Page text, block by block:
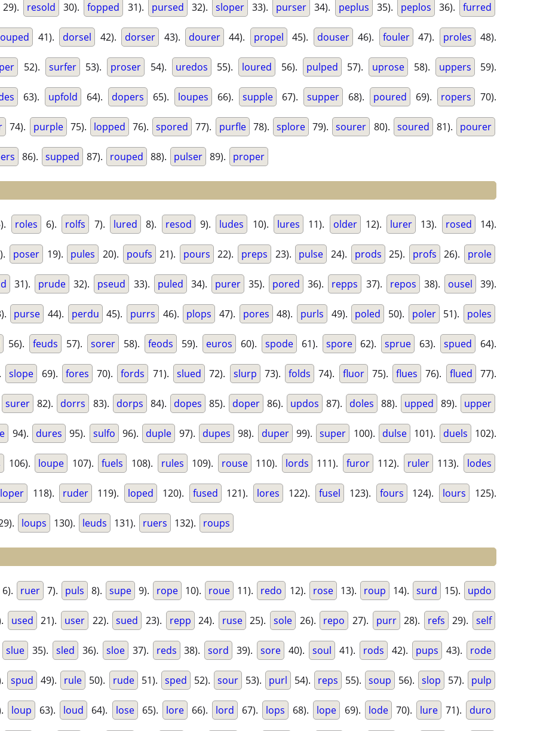
29). resold 30). fopped 31). pursed 32). sloper 33). purser 34). peplus 35). peplos 36). furred
41). dorsel 42). dorser 43). dourer 44). propel 45). douser 46). fouler 47). proles 48).
52). surfer 53). proser 54). uredos 55). loured 56). pulped 57). uprose 58). uppers 59).
63). upfold 64). dopers 65). loupes 66). supple 67). supper 68). poured 69). ropers 70).
74). purple 75). lopped 76). spored 77). purfle 78). splore 79). sourer 80). soured 81). pourer
86). supped 87). rouped 88). pulser 89). proper
roles 6). rolfs 7). lured 8). resod 9). ludes 10). lures 11). older 12). lurer 13). rosed 14).
poser 19). pules 20). poufs 21). pours 22). preps 23). pulse 24). prods 25). profs 26). prole
31). prude 32). pseud 33). puled 34). purer 35). pored 36). repps 37). repos 38). ousel 39).
purse 44). perdu 45). purrs 46). plops 47). pores 48). purls 49). poled 50). poler 51). poles
56). feuds 57). sorer 58). feods 59). euros 60). spode 61). spore 62). sprue 63). spued 64).
slope 69). fores 70). fords 71). slued 72). slurp 73). folds 74). fluor 75). flues 76). flued 77).
surer 82). dorrs 83). dorps 84). dopes 85). doper 86). updos 87). doles 88). upped 89). upper
94). dures 95). sulfo 96). duple 97). dupes 98). duper 99). super 100). dulse 101). duels 102).
106). loupe 107). fuels 108). rules 109). rouse 110). lords 111). furor 112). ruler 113). lodes
loper 118). ruder 119). loped 120). fused 121). lores 122). fusel 123). fours 124). lours 125).
loups 130). leuds 131). ruers 132). roups
6). ruer 7). puls 8). supe 9). rope 10). roue 11). redo 12). rose 13). roup 14). surd 15). updo
used 21). user 22). sued 23). repp 24). ruse 25). sole 26). repo 27). purr 28). refs 29). self
slue 35). sled 36). sloe 37). reds 38). sord 39). sore 40). soul 41). rods 42). pups 43). rode
spud 49). rule 50). rude 51). sped 52). sour 53). purl 54). reps 55). soup 56). slop 57). pulp
loup 63). loud 64). lose 65). lore 66). lord 67). lops 68). lope 69). lode 70). lure 71). duro